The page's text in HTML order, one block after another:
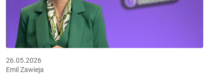
26.05.2026
Emil Zawieja